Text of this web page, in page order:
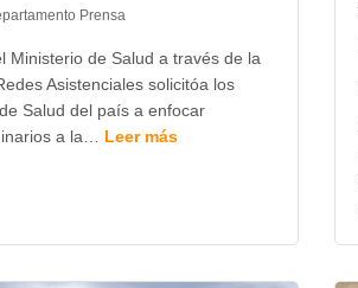
Prensa
Ministerio de Salud a través de la
Asistenciales solicitóa los
Salud del país a enfocar
a la… Leer más